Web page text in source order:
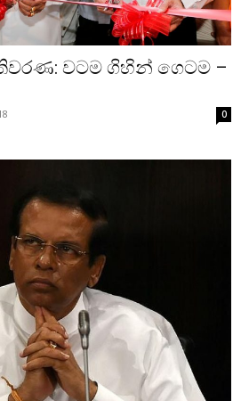
වටම ගිහින් ගෙටම –
0